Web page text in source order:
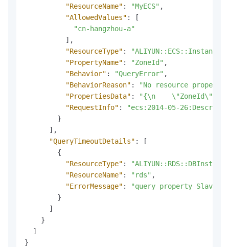
"ResourceName" : "MyECS" ,
"AllowedValues" :
[
"cn-hangzhou-a"
] ,
"ResourceType" :
"PropertyName" : "ZoneId" ,
"Behavior" : "QueryError" ,
"BehaviorReason" :
"No resource
"PropertiesData" :
"{\n
"RequestInfo" :
"ecs:2014-05-
}
] ,
"QueryTimeoutDetails" :
[
{
"ResourceType" :
"ResourceName" : "rds" ,
"ErrorMessage" :
"query property
}
]
}
]
}